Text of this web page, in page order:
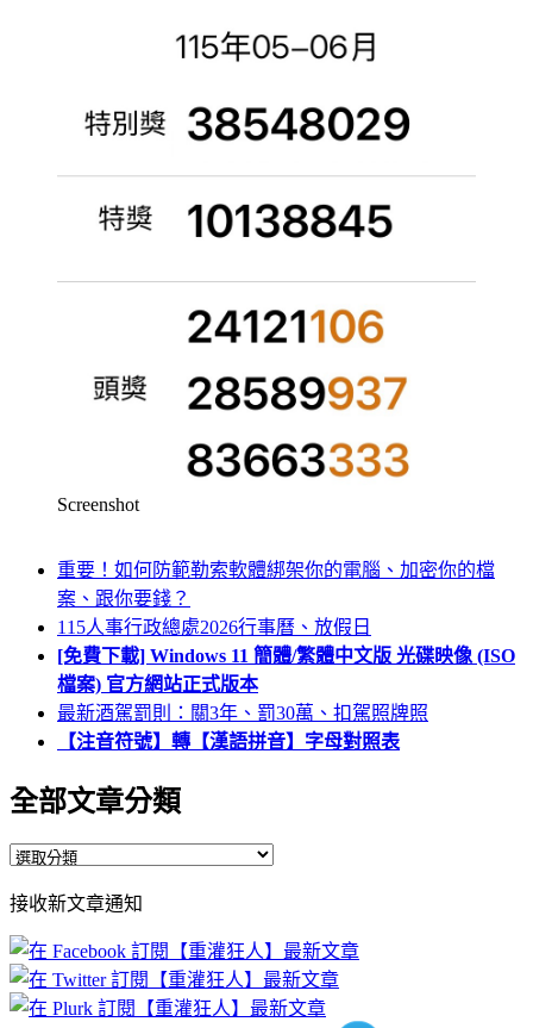
Screenshot
重要！如何防範勒索軟體綁架你的電腦、加密你的檔
案、跟你要錢？
115人事行政總處2026行事曆、放假日
[免費下載] Windows 11 簡體/繁體中文版 光碟映像 (ISO
檔案) 官方網站正式版本
最新酒駕罰則：關3年、罰30萬、扣駕照牌照
【注音符號】轉【漢語拼音】字母對照表
全部文章分類
全
文
章
分
類
接收新文章通知